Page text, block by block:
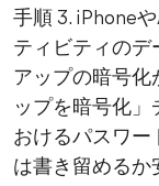
手順 3. iPhone
ティビティのデ
アップの暗号化
ップを暗号化
おけるパスワー
は書き留めるか